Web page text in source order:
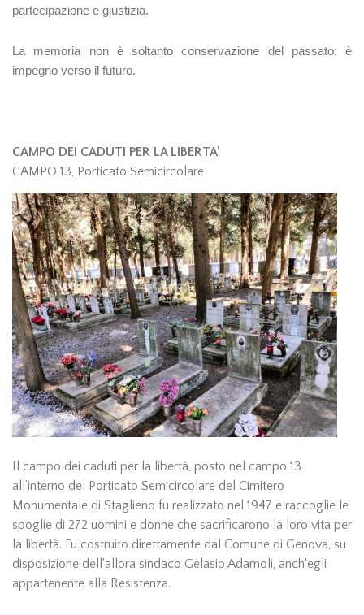
partecipazione e giustizia.
La memoria non è soltanto conservazione del passato: è
impegno verso il futuro.
CAMPO DEI CADUTI PER LA LIBERTA’
CAMPO 13, Porticato Semicircolare
Il campo dei caduti per la libertà, posto nel campo 13
all’interno del Porticato Semicircolare del Cimitero
Monumentale di Staglieno fu realizzato nel 1947 e raccoglie le
spoglie di 272 uomini e donne che sacrificarono la loro vita per
la libertà. Fu costruito direttamente dal Comune di Genova, su
disposizione dell'allora sindaco Gelasio Adamoli, anch'egli
appartenente alla Resistenza.